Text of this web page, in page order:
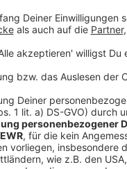
Wer hat Recht?
Menschen, die ihn bis
Anzeige
©Copyright: Apple TV+